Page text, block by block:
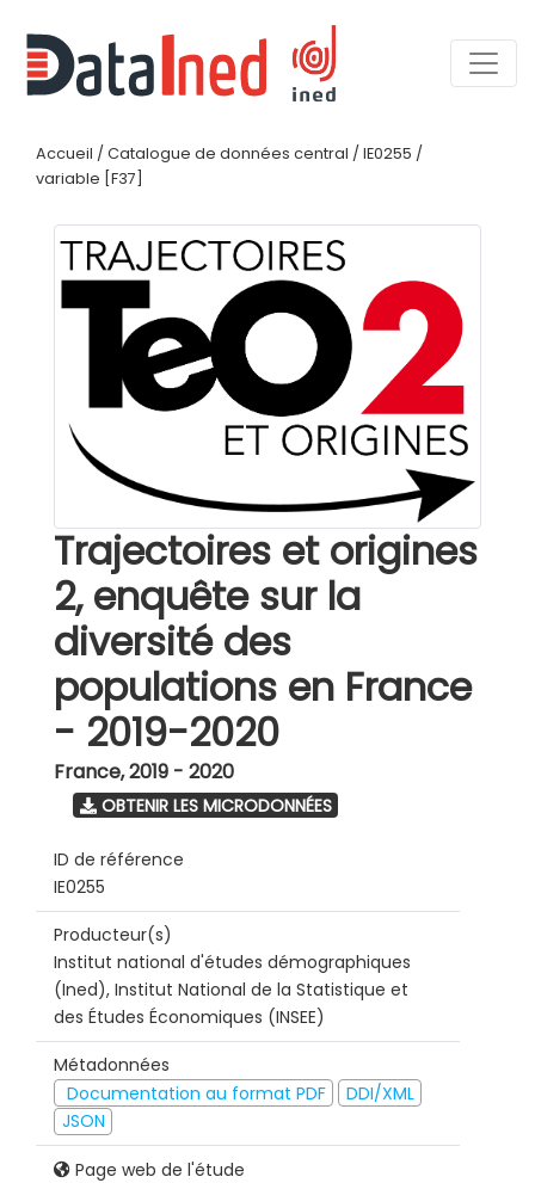
Accueil / Catalogue de données central / IE0255 /
variable [F37]
Trajectoires et origines
2, enquête sur la
diversité des
populations en France
- 2019-2020
France,2019 - 2020
OBTENIR LES MICRODONNÉES
ID de référence
IE0255
Producteur(s)
Institut national d'études démographiques
(Ined), Institut National de la Statistique et
des Études Économiques (INSEE)
Métadonnées
Documentation au format PDF
DDI/XML
JSON
Page web de l'étude